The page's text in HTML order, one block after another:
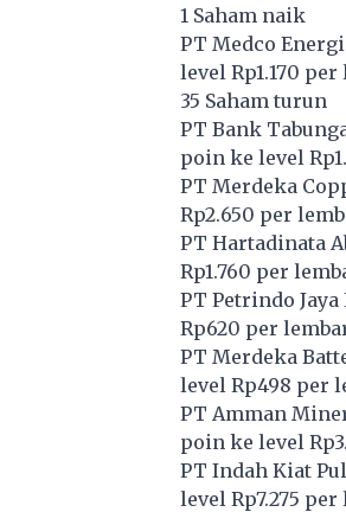
1 Saham naik
PT Medco
level Rp1.170 per
35 Saham turun
PT Bank
poin ke level
PT Merdeka
Rp2.650 per
PT Hartadinata
Rp1.760 per
PT Petrindo
Rp620 per
PT Merdeka
level Rp498 per
PT Amman
poin ke level
PT Indah Kiat
level Rp7.275 per